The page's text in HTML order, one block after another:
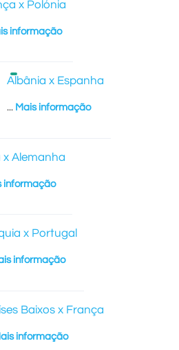
x Polónia
informação
Albânia x Espanha
... Mais informação
x Alemanha
informação
x Portugal
informação
Baixos x França
informação